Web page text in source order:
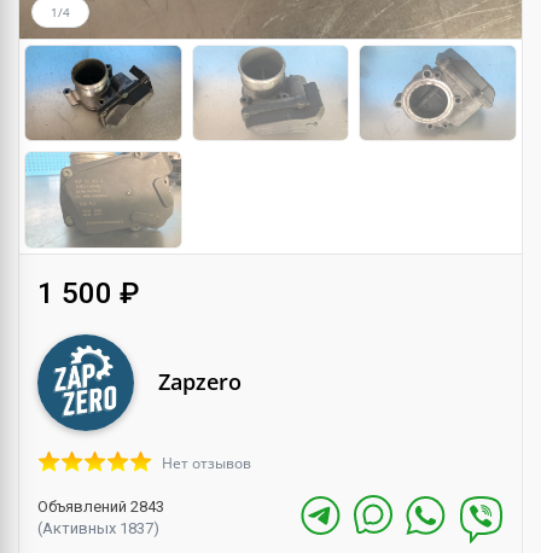
1/4
1 500 ₽
Zapzero
Нет отзывов
Объявлений 2843
(Активных 1837)